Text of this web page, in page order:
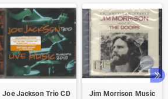
Joe Jackson Trio CD
Jim Morrison Music